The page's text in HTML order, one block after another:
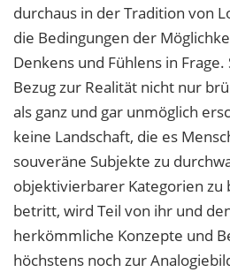
durchaus in der Tradition von
die Bedingungen der
Denkens und Fühlens in
Bezug zur Realität nicht nur
als ganz und gar unmöglich
keine Landschaft, die es
souveräne Subjekte zu
objektivierbarer Kategorien zu
betritt, wird Teil von ihr und
herkömmliche Konzepte und
höchstens noch zur